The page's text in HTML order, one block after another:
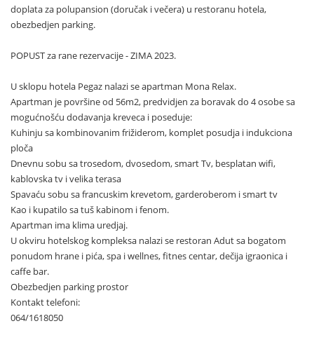
doplata za polupansion (doručak i večera) u restoranu hotela,
obezbedjen parking.
POPUST za rane rezervacije - ZIMA 2023.
U sklopu hotela Pegaz nalazi se apartman Mona Relax.
Apartman je površine od 56m2, predvidjen za boravak do 4 osobe sa
mogućnošću dodavanja kreveca i poseduje:
Kuhinju sa kombinovanim frižiderom, komplet posudja i indukciona
ploča
Dnevnu sobu sa trosedom, dvosedom, smart Tv, besplatan wifi,
kablovska tv i velika terasa
Spavaću sobu sa francuskim krevetom, garderoberom i smart tv
Kao i kupatilo sa tuš kabinom i fenom.
Apartman ima klima uredjaj.
U okviru hotelskog kompleksa nalazi se restoran Adut sa bogatom
ponudom hrane i pića, spa i wellnes, fitnes centar, dečija igraonica i
caffe bar.
Obezbedjen parking prostor
Kontakt telefoni:
064/1618050